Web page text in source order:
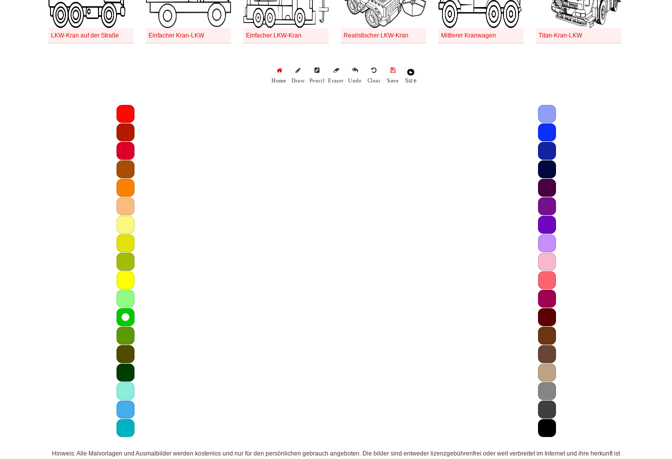
LKW-Kran auf der Straße Einfacher Kran-LKW Einfacher LKW-Kran Realistischer LKW-Kran Mittlerer Kranwagen Titan-Kran-LKW
Home Draw Pencil Eraser Undo Clear Save Size
Hinweis: Alle Malvorlagen und Ausmalbilder werden kostenlos und nur für den persönlichen gebrauch angeboten. Die bilder sind entweder lizenzgebührenfrei oder weit verbreitet im Internet und ihre herkunft ist